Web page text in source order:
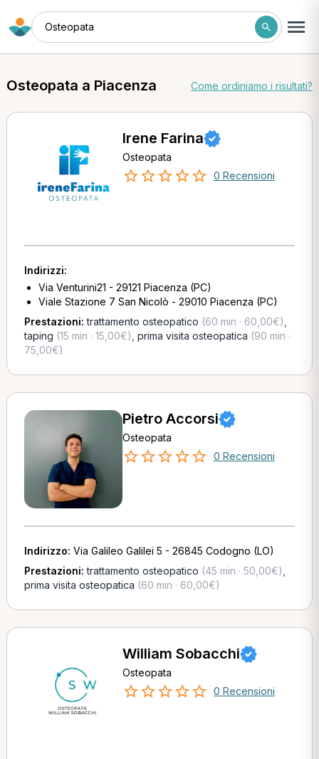
Osteopata
Osteopata a Piacenza Come ordiniamo i risultati?
Irene Farina
Osteopata
0 Recensioni
Indirizzi:
Via Venturini21 - 29121 Piacenza (PC)
Viale Stazione 7 San Nicolò - 29010 Piacenza (PC)
Prestazioni:trattamento osteopatico (60 min · 60,00€)
taping (15 min · 15,00€) prima visita osteopatica (90 min ·
75,00€)
Pietro Accorsi
Osteopata
0 Recensioni
Indirizzo: Via Galileo Galilei 5 - 26845 Codogno (LO)
Prestazioni:trattamento osteopatico (45 min · 50,00€)
prima visita osteopatica (60 min · 60,00€)
William Sobacchi
Osteopata
0 Recensioni